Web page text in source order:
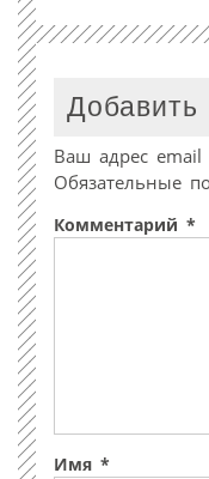
Добавить
Ваш адрес email
Обязательные
Комментарий *
Имя *